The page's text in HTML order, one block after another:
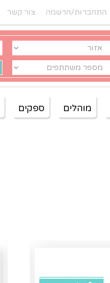
צור קשר התחברות/הרשמה
מוהלים ספקים